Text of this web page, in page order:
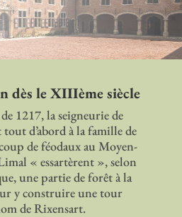
dès le XIIIème siècle
1217, la seigneurie de
d’abord à la famille de
de féodaux au Moyen-
« essartèrent », selon
une partie de forêt à la
y construire une tour
de Rixensart.